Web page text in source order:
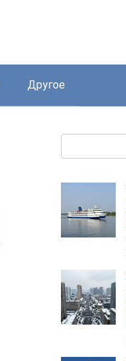
Другое